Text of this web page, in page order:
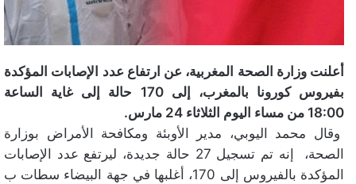
أعلنت وزارة الصحة المغربية، عن ارتفاع عدد الإصابات المؤكدة
بفيروس كورونا بالمغرب، إلى 170 حالة إلى غاية الساعة
18:00 من مساء اليوم الثلاثاء 24 مارس.
وقال محمد اليوبي، مدير الأوبئة ومكافحة الأمراض بوزارة
الصحة، إنه تم تسجيل 27 حالة جديدة، ليرتفع عدد الإصابات
المؤكدة بالفيروس إلى 170، أغلبها في جهة البيضاء سطات ب